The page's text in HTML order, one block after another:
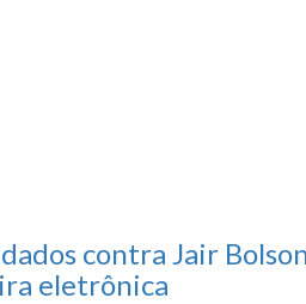
contra Jair
eletrônica